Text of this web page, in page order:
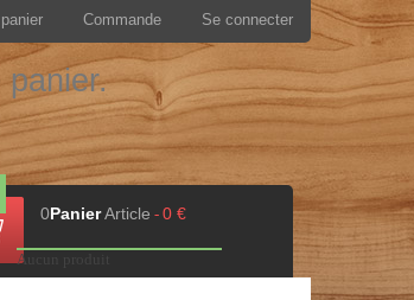
Commande Se connecter
Panier
0 Article - 0 €
Aucun produit
panier.